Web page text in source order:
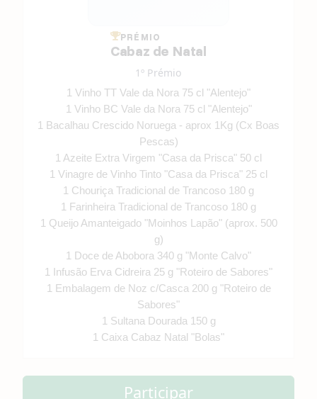
PRÉMIO
Cabaz de Natal
1º Prémio
1 Vinho TT Vale da Nora 75 cl "Alentejo"
1 Vinho BC Vale da Nora 75 cl "Alentejo"
1 Bacalhau Crescido Noruega - aprox 1Kg (Cx Boas
Pescas)
1 Azeite Extra Virgem "Casa da Prisca" 50 cl
1 Vinagre de Vinho Tinto "Casa da Prisca" 25 cl
1 Chouriça Tradicional de Trancoso 180 g
1 Farinheira Tradicional de Trancoso 180 g
1 Queijo Amanteigado "Moinhos Lapão" (aprox. 500
g)
1 Doce de Abobora 340 g "Monte Calvo"
1 Infusão Erva Cidreira 25 g "Roteiro de Sabores"
1 Embalagem de Noz c/Casca 200 g "Roteiro de
Sabores"
1 Sultana Dourada 150 g
1 Caixa Cabaz Natal "Bolas"
Participar